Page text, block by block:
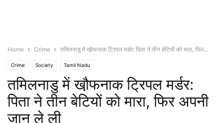
Home Crime तमिलनाडु में खौ़फनाक ट्रिपल मर्डर: पिता ने तीन बेटियों को मारा, फिर...
Crime Society Tamil Nadu
तमिलनाडु में खौ़फनाक ट्रिपल मर्डर:
पिता ने तीन बेटियों को मारा, फिर अपनी
जान ले ली